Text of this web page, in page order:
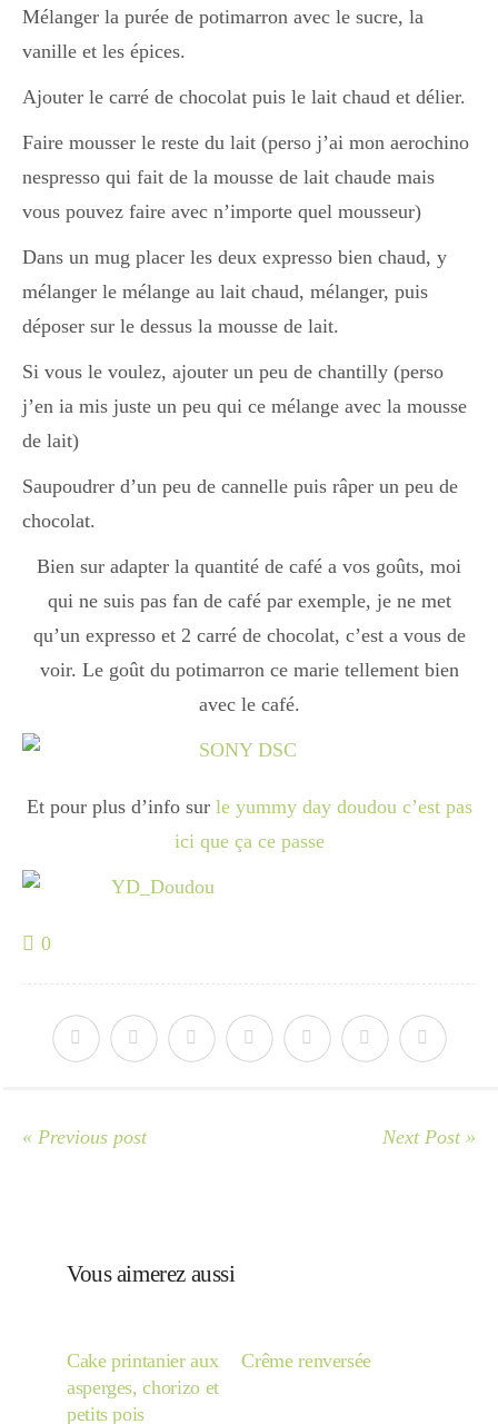
Semaines Spéciales
cupcake
apéro
Mélanger la purée de potimarron avec le sucre, la
vanille et les épices.
Ajouter le carré de chocolat puis le lait chaud et délier.
Faire mousser le reste du lait (perso j’ai mon aerochino
nespresso qui fait de la mousse de lait chaude mais
vous pouvez faire avec n’importe quel mousseur)
Dans un mug placer les deux expresso bien chaud, y
mélanger le mélange au lait chaud, mélanger, puis
déposer sur le dessus la mousse de lait.
Si vous le voulez, ajouter un peu de chantilly (perso
j’en ia mis juste un peu qui ce mélange avec la mousse
de lait)
Saupoudrer d’un peu de cannelle puis râper un peu de
chocolat.
Bien sur adapter la quantité de café a vos goûts, moi
qui ne suis pas fan de café par exemple, je ne met
qu’un expresso et 2 carré de chocolat, c’est a vous de
voir. Le goût du potimarron ce marie tellement bien
avec le café.
Et pour plus d’info surle yummy day doudou c’est pas
ici que ça ce passe
0
« Previous post Next Post »
Vous aimerez aussi
Cake printanier aux
asperges, chorizo et
petits pois
Crême renversée